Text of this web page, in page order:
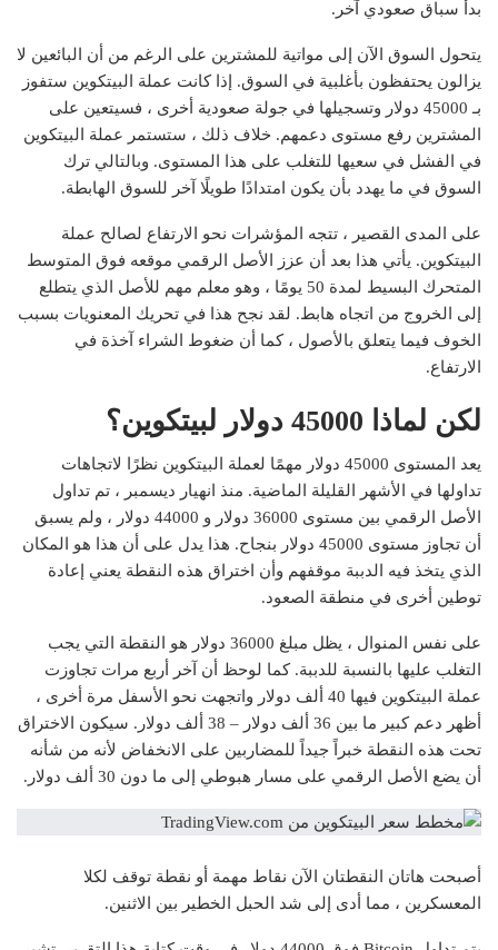
بدأ سباق صعودي آخر.
يتحول السوق الآن إلى مواتية للمشترين على الرغم من أن البائعين لا
يزالون يحتفظون بأغلبية في السوق. إذا كانت عملة البيتكوين ستفوز
بـ 45000 دولار وتسجيلها في جولة صعودية أخرى ، فسيتعين على
المشترين رفع مستوى دعمهم. خلاف ذلك ، ستستمر عملة البيتكوين
في الفشل في سعيها للتغلب على هذا المستوى. وبالتالي ترك
السوق في ما يهدد بأن يكون امتدادًا طويلًا آخر للسوق الهابطة.
على المدى القصير ، تتجه المؤشرات نحو الارتفاع لصالح عملة
البيتكوين. يأتي هذا بعد أن عزز الأصل الرقمي موقعه فوق المتوسط ​​
المتحرك البسيط لمدة 50 يومًا ، وهو معلم مهم للأصل الذي يتطلع
إلى الخروج من اتجاه هابط. لقد نجح هذا في تحريك المعنويات بسبب
الخوف فيما يتعلق بالأصول ، كما أن ضغوط الشراء آخذة في
الارتفاع.
لكن لماذا 45000 دولار لبيتكوين؟
يعد المستوى 45000 دولار مهمًا لعملة البيتكوين نظرًا لاتجاهات
تداولها في الأشهر القليلة الماضية. منذ انهيار ديسمبر ، تم تداول
الأصل الرقمي بين مستوى 36000 دولار و 44000 دولار ، ولم يسبق
أن تجاوز مستوى 45000 دولار بنجاح. هذا يدل على أن هذا هو المكان
الذي يتخذ فيه الدببة موقفهم وأن اختراق هذه النقطة يعني إعادة
توطين أخرى في منطقة الصعود.
على نفس المنوال ، يظل مبلغ 36000 دولار هو النقطة التي يجب
التغلب عليها بالنسبة للدببة. كما لوحظ أن آخر أربع مرات تجاوزت
عملة البيتكوين فيها 40 ألف دولار واتجهت نحو الأسفل مرة أخرى ،
أظهر دعم كبير ما بين 36 ألف دولار – 38 ألف دولار. سيكون الاختراق
تحت هذه النقطة خبراً جيداً للمضاربين على الانخفاض لأنه من شأنه
أن يضع الأصل الرقمي على مسار هبوطي إلى ما دون 30 ألف دولار.
أصبحت هاتان النقطتان الآن نقاط مهمة أو نقطة توقف لكلا
المعسكرين ، مما أدى إلى شد الحبل الخطير بين الاثنين.